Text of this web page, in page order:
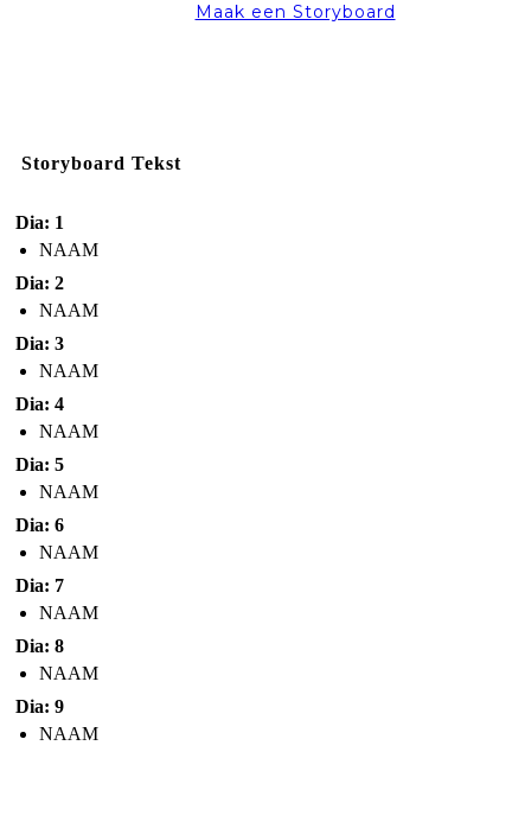
Maak een Storyboard
Storyboard Tekst
Dia: 1
NAAM
Dia: 2
NAAM
Dia: 3
NAAM
Dia: 4
NAAM
Dia: 5
NAAM
Dia: 6
NAAM
Dia: 7
NAAM
Dia: 8
NAAM
Dia: 9
NAAM